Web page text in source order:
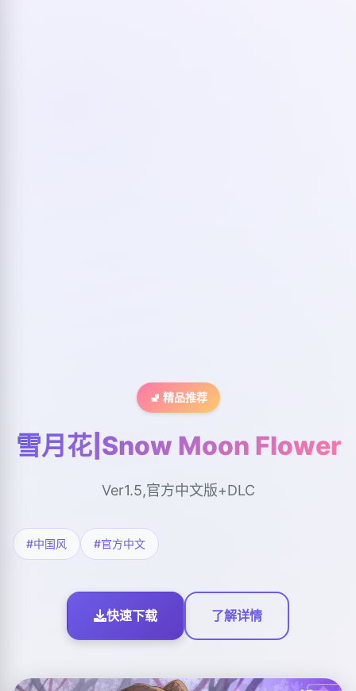
🚽 精品推荐
雪月花|Snow Moon Flower
Ver1.5,官方中文版+DLC
#中国风 #官方中文
快速下载 了解详情